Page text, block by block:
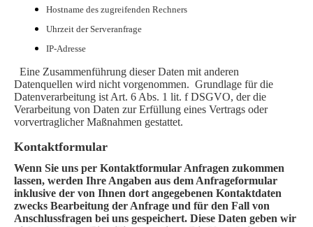
Hostname des zugreifenden Rechners
Uhrzeit der Serveranfrage
IP-Adresse
Eine Zusammenführung dieser Daten mit anderen
Datenquellen wird nicht vorgenommen. Grundlage für die
Datenverarbeitung ist Art. 6 Abs. 1 lit. f DSGVO, der die
Verarbeitung von Daten zur Erfüllung eines Vertrags oder
vorvertraglicher Maßnahmen gestattet.
Kontaktformular
Wenn Sie uns per Kontaktformular Anfragen zukommen
lassen, werden Ihre Angaben aus dem Anfrageformular
inklusive der von Ihnen dort angegebenen Kontaktdaten
zwecks Bearbeitung der Anfrage und für den Fall von
Anschlussfragen bei uns gespeichert. Diese Daten geben wir